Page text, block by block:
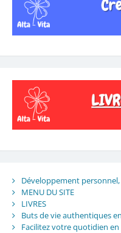
Développement
MENU DU SITE
LIVRES
Buts de vie authentiques
Facilitez votre quotidien